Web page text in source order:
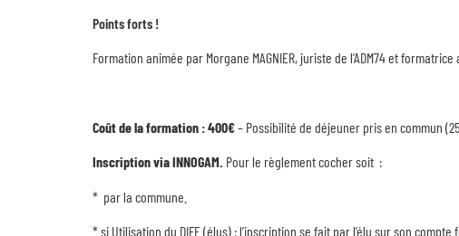
Points forts !
Formation animée par Morgane MAGNIER, juriste de l’ADM74 et
Coût de la formation : 400€– Possibilité de déjeuner pris en commun
Inscription via INNOGAM. Pour le règlement cocher soit :
* par la commune.
* si Utilisation du DIFE (élus) : l’inscription se fait par l’élu sur son